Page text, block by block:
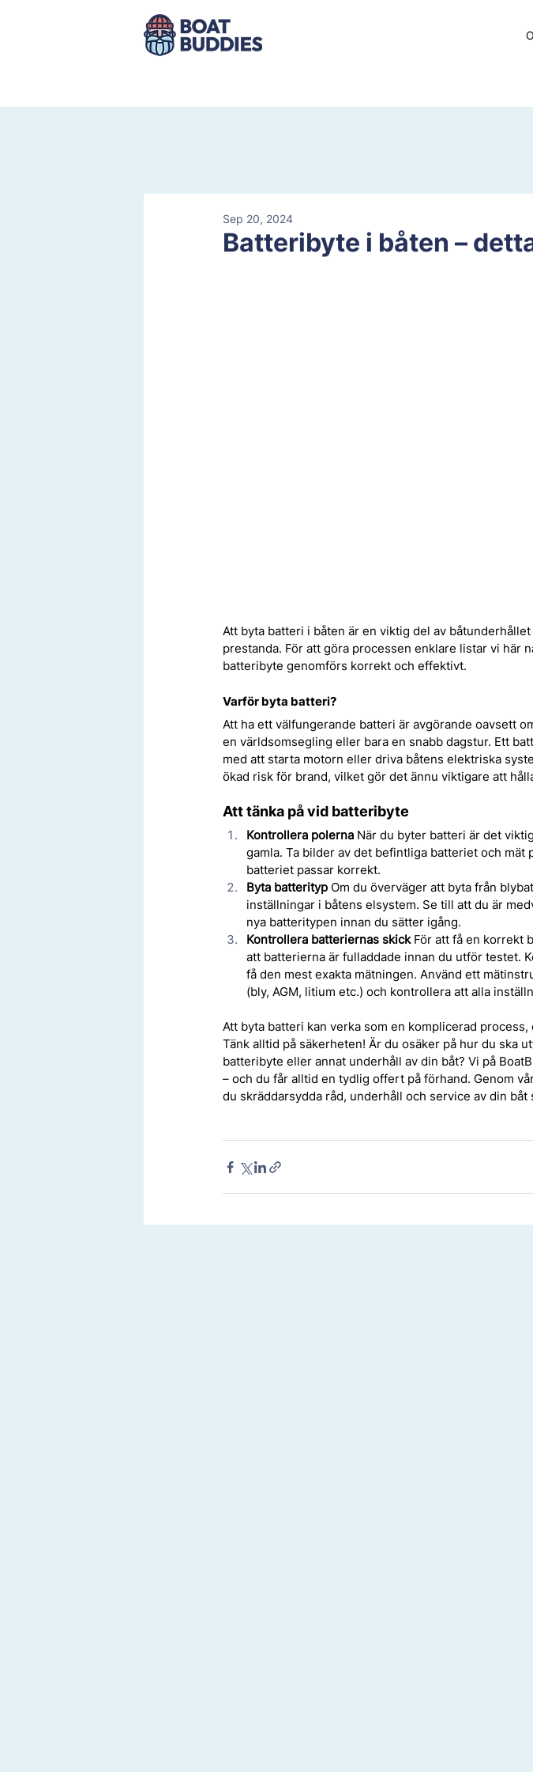
Batteribyte i båten –
Sep 20, 2024
Att byta batteri i båten är en viktig del av
prestanda. För att göra processen enklare listar vi här
batteribyte genomförs korrekt och effektivt.
Varför byta batteri?
Att ha ett välfungerande batteri är avgörande oavsett
en världsomsegling eller bara en snabb dagstur. Ett
med att starta motorn eller driva båtens elektriska
ökad risk för brand, vilket gör det ännu viktigare att
Att tänka på vid batteribyte
Kontrollera polerna När du byter batteri är det
gamla. Ta bilder av det befintliga batteriet och
batteriet passar korrekt.
Byta batterityp Om du överväger att byta från
inställningar i båtens elsystem. Se till att du är
nya batteritypen innan du sätter igång.
Kontrollera batteriernas skick För att få en korrekt
att batterierna är fulladdade innan du utför testet.
få den mest exakta mätningen. Använd ett
(bly, AGM, litium etc.) och kontrollera att alla
Att byta batteri kan verka som en komplicerad
Tänk alltid på säkerheten! Är du osäker på hur du ska
batteribyte eller annat underhåll av din båt? Vi på
– och du får alltid en tydlig offert på förhand. Genom
du skräddarsydda råd, underhåll och service av din båt